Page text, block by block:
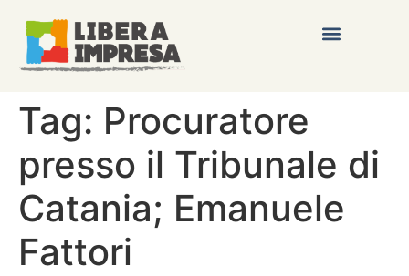
Tag: Procuratore
presso il Tribunale di
Catania; Emanuele
Fattori